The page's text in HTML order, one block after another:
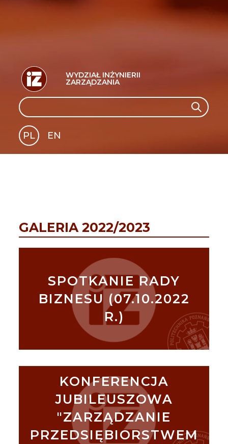
WYDZIAŁ INŻYNIERII
ZARZĄDZANIA
Search Search
PL
EN
GALERIA 2022/2023
SPOTKANIE RADY
BIZNESU (07.10.2022
R.)
KONFERENCJA
JUBILEUSZOWA
"ZARZĄDZANIE
PRZEDSIĘBIORSTWEM